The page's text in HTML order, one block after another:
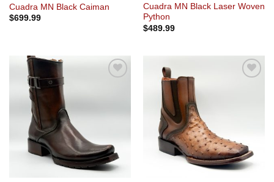
Cuadra MN Black Caiman
$699.99
Cuadra MN Black Laser Woven
Python
$489.99